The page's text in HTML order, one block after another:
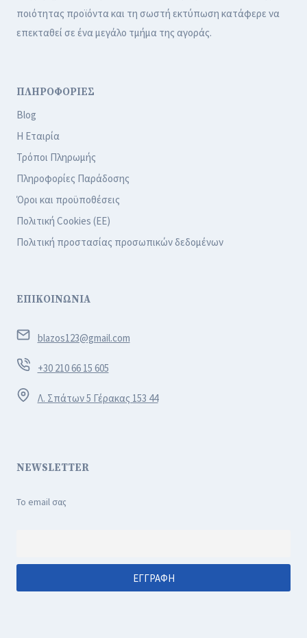
ποιότητας προϊόντα και τη σωστή εκτύπωση κατάφερε να
επεκταθεί σε ένα μεγάλο τμήμα της αγοράς.
ΠΛΗΡΟΦΟΡΙΕΣ
Blog
Η Εταιρία
Τρόποι Πληρωμής
Πληροφορίες Παράδοσης
Όροι και προϋποθέσεις
Πολιτική Cookies (ΕΕ)
Πολιτική προστασίας προσωπικών δεδομένων
ΕΠΙΚΟΙΝΩΝΙΑ
blazos123@gmail.com
+30 210 66 15 605
Λ. Σπάτων 5 Γέρακας 153 44
NEWSLETTER
Το email σας